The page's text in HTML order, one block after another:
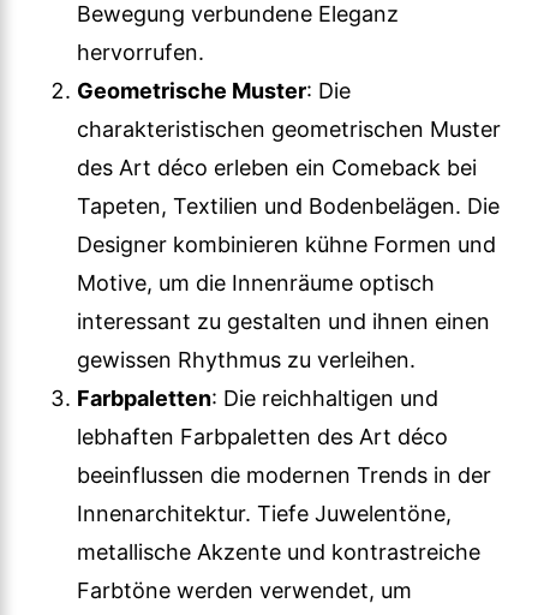
Bewegung verbundene Eleganz
hervorrufen.
Geometrische Muster: Die
charakteristischen geometrischen Muster
des Art déco erleben ein Comeback bei
Tapeten, Textilien und Bodenbelägen. Die
Designer kombinieren kühne Formen und
Motive, um die Innenräume optisch
interessant zu gestalten und ihnen einen
gewissen Rhythmus zu verleihen.
Farbpaletten: Die reichhaltigen und
lebhaften Farbpaletten des Art déco
beeinflussen die modernen Trends in der
Innenarchitektur. Tiefe Juwelentöne,
metallische Akzente und kontrastreiche
Farbtöne werden verwendet, um